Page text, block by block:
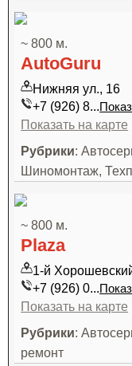
~ 800 м.
AutoGuru
Нижняя ул., 16
+7 (926) 8...
Показать на карте
Рубрики:
Шиномонтаж,
~ 800 м.
Plaza
1-й
+7 (926) 0...
Показать на карте
Рубрики:
ремонт